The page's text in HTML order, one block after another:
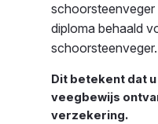
schoorsteenveger
diploma behaald
schoorsteenveger.
Dit betekent dat
veegbewijs
verzekering.